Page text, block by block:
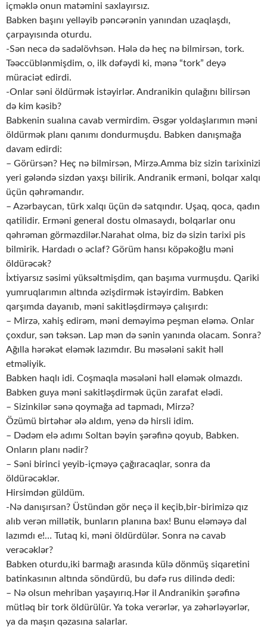
içməklə onun matəmini saxlayırsız.
Babken başını yelləyib pəncərənin yanından uzaqlaşdı,
çarpayısında oturdu.
-Sən necə də sadəlövhsən. Hələ də heç nə bilmirsən, tork.
Təəccüblənmişdim, o, ilk dəfəydi ki, mənə “tork” deyə
müraciət edirdi.
-Onlar səni öldürmək istəyirlər. Andranikin qulağını bilirsən
də kim kəsib?
Babkenin sualına cavab vermirdim. Əsgər yoldaşlarımın məni
öldürmək planı qanımı dondurmuşdu. Babken danışmağa
davam edirdi:
– Görürsən? Heç nə bilmirsən, Mirzə.Amma biz sizin tarixinizi
yeri gələndə sizdən yaxşı bilirik. Andranik erməni, bolqar xalqı
üçün qəhrəmandır.
– Azərbaycan, türk xalqı üçün də satqındır. Uşaq, qoca, qadın
qatilidir. Erməni general dostu olmasaydı, bolqarlar onu
qəhrəman görməzdilər.Narahat olma, biz də sizin tarixi pis
bilmirik. Hardadı o əclaf? Görüm hansı köpəkoğlu məni
öldürəcək?
İxtiyarsız səsimi yüksəltmişdim, qan başıma vurmuşdu. Qariki
yumruqlarımın altında əzişdirmək istəyirdim. Babken
qarşımda dayanıb, məni sakitləşdirməyə çalışırdı:
– Mirzə, xahiş edirəm, məni deməyimə peşman eləmə. Onlar
çoxdur, sən təksən. Lap mən də sənin yanında olacam. Sonra?
Ağılla hərəkət eləmək lazımdır. Bu məsələni sakit həll
etməliyik.
Babken haqlı idi. Coşmaqla məsələni həll eləmək olmazdı.
Babken guya məni sakitləşdirmək üçün zarafat elədi.
– Sizinkilər sənə qoymağa ad tapmadı, Mirzə?
Özümü birtəhər ələ aldım, yenə də hirsli idim.
– Dədəm elə adımı Soltan bəyin şərəfinə qoyub, Babken.
Onların planı nədir?
– Səni birinci yeyib-içməyə çağıracaqlar, sonra da
öldürəcəklər.
Hirsimdən güldüm.
-Nə danışırsan? Üstündən gör neçə il keçib,bir-birimizə qız
alıb verən millətik, bunların planına bax! Bunu eləməyə dal
lazımdı e!… Tutaq ki, məni öldürdülər. Sonra nə cavab
verəcəklər?
Babken oturdu,iki barmağı arasında külə dönmüş siqaretini
batinkasının altında söndürdü, bu dəfə rus dilində dedi:
– Nə olsun mehriban yaşayırıq.Hər il Andranikin şərəfinə
mütləq bir tork öldürülür. Ya toka verərlər, ya zəhərləyərlər,
ya da maşın qəzasına salarlar.